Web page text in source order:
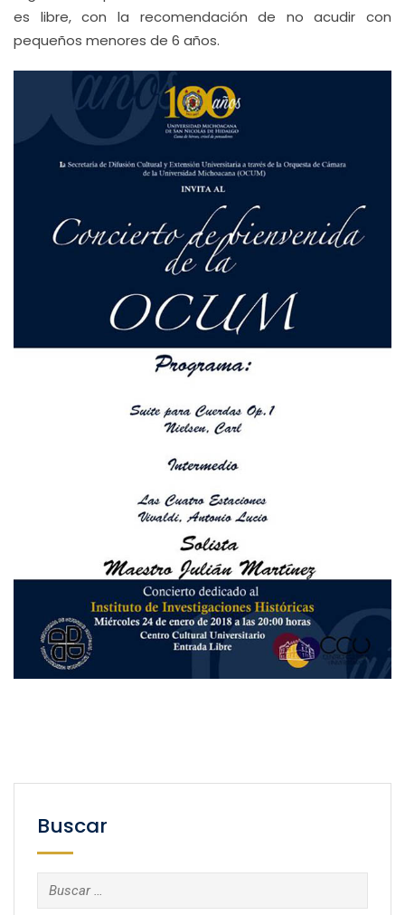
es libre, con la recomendación de no acudir con
pequeños menores de 6 años.
Buscar
Buscar: